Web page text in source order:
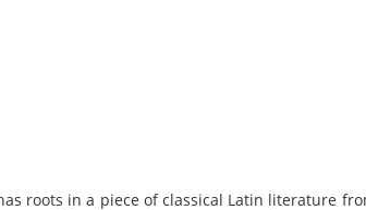
roots in a piece of classical Latin literature